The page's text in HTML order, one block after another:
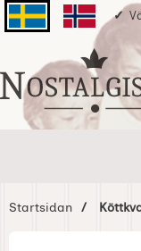
Svenska sidanNorska sidan
Startsidan